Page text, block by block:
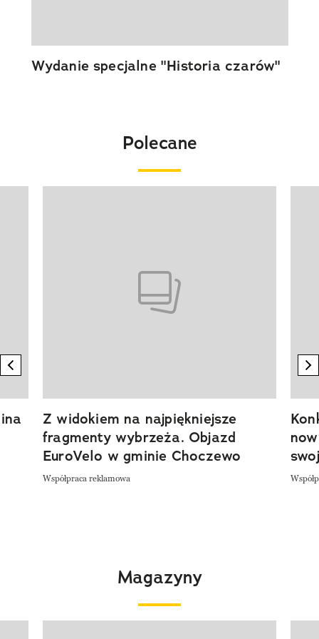
Wydanie specjalne "Historia czarów"
Polecane
previous element
Z widokiem na najpiękniejsze
fragmenty wybrzeża. Objazd
EuroVelo w gminie Choczewo
Współpraca reklamowa
Magazyny